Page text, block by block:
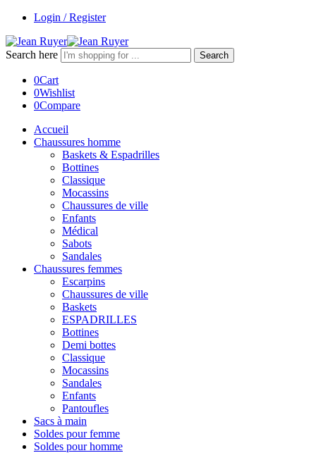
Login / Register
Search here Search
0Cart
0Wishlist
0Compare
Accueil
Chaussures homme
Baskets & Espadrilles
Bottines
Classique
Mocassins
Chaussures de ville
Enfants
Médical
Sabots
Sandales
Chaussures femmes
Escarpins
Chaussures de ville
Baskets
ESPADRILLES
Bottines
Demi bottes
Classique
Mocassins
Sandales
Enfants
Pantoufles
Sacs à main
Soldes pour femme
Soldes pour homme